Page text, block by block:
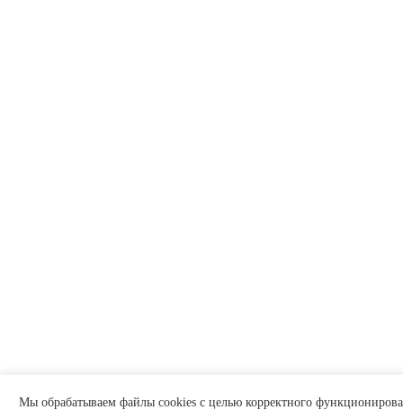
Мы обрабатываем файлы cookies с целью корректного